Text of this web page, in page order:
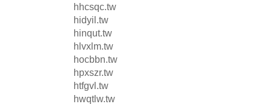
hhcsqc.tw
hidyil.tw
hinqut.tw
hlvxlm.tw
hocbbn.tw
hpxszr.tw
htfgvl.tw
hwqtlw.tw